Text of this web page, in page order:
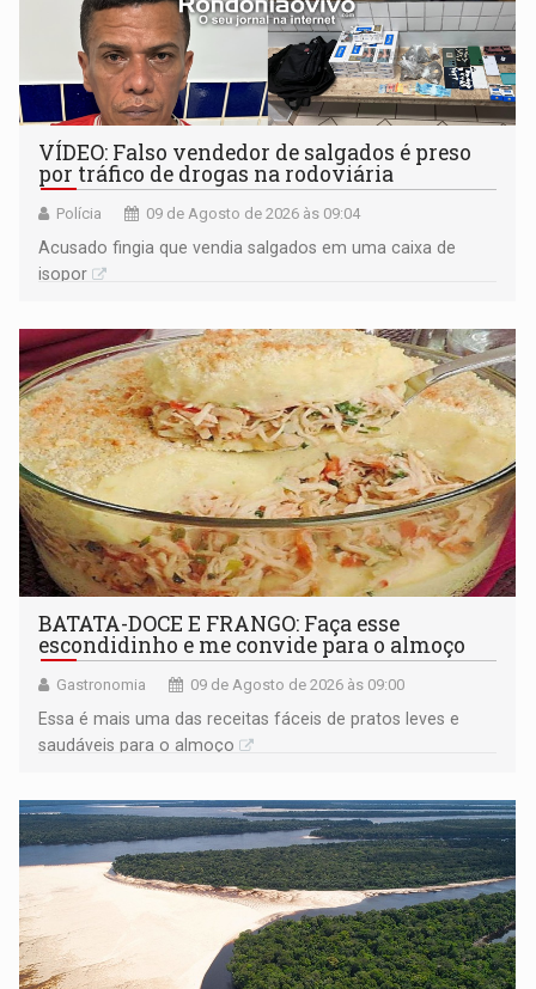
VÍDEO: Falso vendedor de salgados é preso
por tráfico de drogas na rodoviária
Polícia 09 de Agosto de 2026 às 09:04
Acusado fingia que vendia salgados em uma caixa de
isopor
BATATA-DOCE E FRANGO: Faça esse
escondidinho e me convide para o almoço
Gastronomia 09 de Agosto de 2026 às 09:00
Essa é mais uma das receitas fáceis de pratos leves e
saudáveis para o almoço